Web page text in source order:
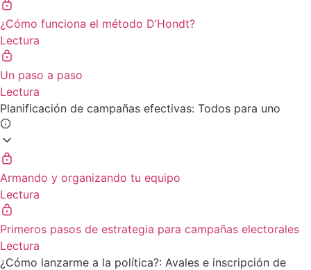
¿Cómo funciona el método D’Hondt?
Lectura
Un paso a paso
Lectura
Planificación de campañas efectivas: Todos para uno
Armando y organizando tu equipo
Lectura
Primeros pasos de estrategia para campañas electorales
Lectura
¿Cómo lanzarme a la política?: Avales e inscripción de